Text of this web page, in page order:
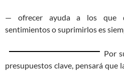
— ofrecer ayuda a los que
sentimientos o suprimirlos es
Por
presupuestos clave, pensará que